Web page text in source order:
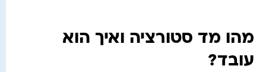
מהו מד סטורציה ואיך הוא
עובד?